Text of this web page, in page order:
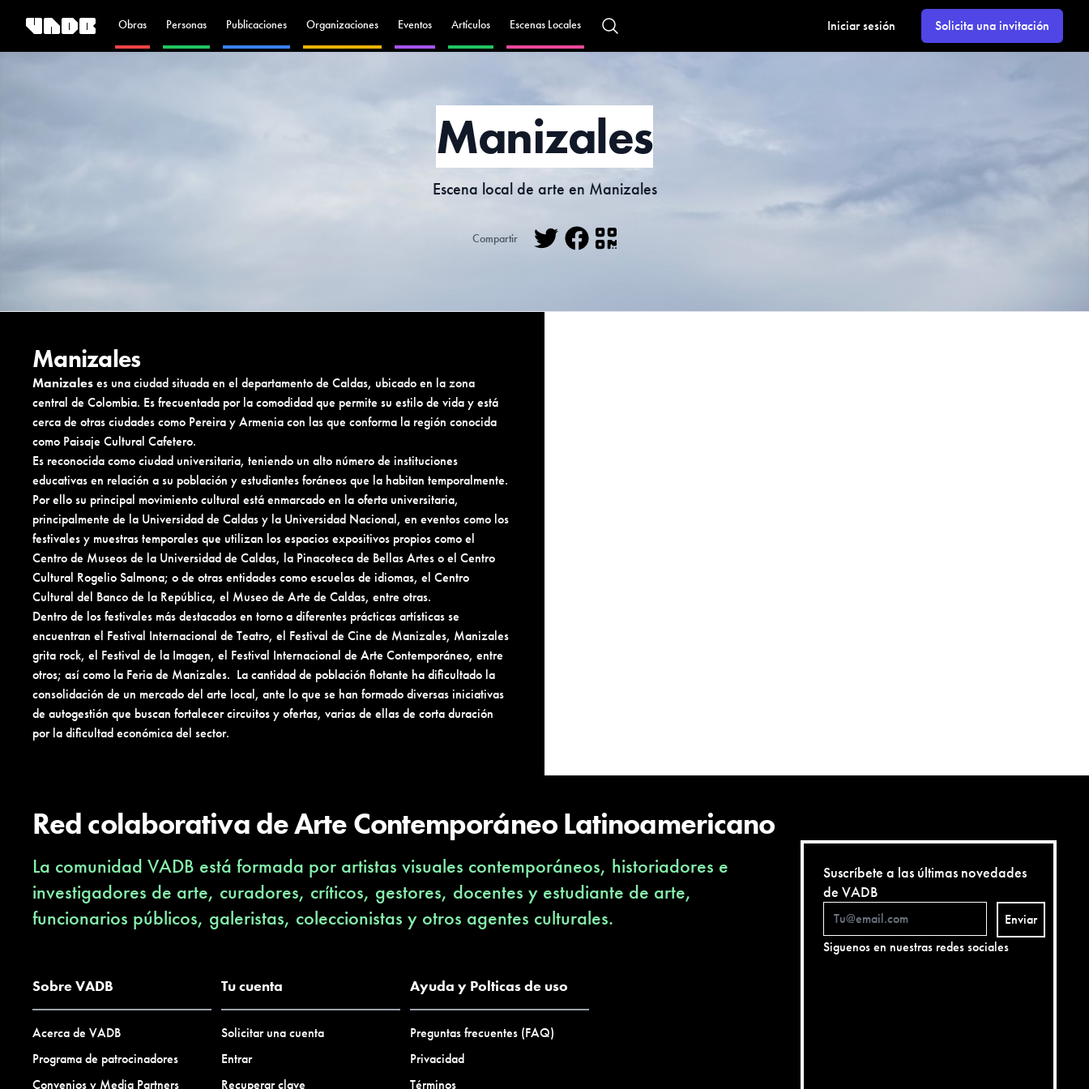
Obras Personas Publicaciones Organizaciones Eventos Artículos Escenas Locales Iniciar sesión Solicita una invitación
Manizales
Escena local de arte en Manizales
Compartir
Manizales
Manizaleses una ciudad situada en el departamento de Caldas, ubicado en la zona
central de Colombia. Es frecuentada por la comodidad que permite su estilo de vida y está
cerca de otras ciudades como Pereira y Armenia con las que conforma la región conocida
como Paisaje Cultural Cafetero.
Es reconocida como ciudad universitaria, teniendo un alto número de instituciones
educativas en relación a su población y estudiantes foráneos que la habitan temporalmente.
Por ello su principal movimiento cultural está enmarcado en la oferta universitaria,
principalmente de la Universidad de Caldas y la Universidad Nacional, en eventos como los
festivales y muestras temporales que utilizan los espacios expositivos propios como el
Centro de Museos de la Universidad de Caldas, la Pinacoteca de Bellas Artes o el Centro
Cultural Rogelio Salmona; o de otras entidades como escuelas de idiomas, el Centro
Cultural del Banco de la República, el Museo de Arte de Caldas, entre otras.
Dentro de los festivales más destacados en torno a diferentes prácticas artísticas se
encuentran el Festival Internacional de Teatro, el Festival de Cine de Manizales, Manizales
grita rock, el Festival de la Imagen, el Festival Internacional de Arte Contemporáneo, entre
otros; así como la Feria de Manizales. La cantidad de población flotante ha dificultado la
consolidación de un mercado del arte local, ante lo que se han formado diversas iniciativas
de autogestión que buscan fortalecer circuitos y ofertas, varias de ellas de corta duración
por la dificultad económica del sector.
Red colaborativa de Arte Contemporáneo Latinoamericano
La comunidad VADB está formada por artistas visuales contemporáneos, historiadores e
investigadores de arte, curadores, críticos, gestores, docentes y estudiante de arte,
funcionarios públicos, galeristas, coleccionistas y otros agentes culturales.
Sobre VADB
Acerca de VADB
Programa de patrocinadores
Convenios y Media Partners
Tu cuenta
Solicitar una cuenta
Entrar
Recuperar clave
Ayuda y Polticas de uso
Preguntas frecuentes (FAQ)
Privacidad
Términos
Suscríbete a las últimas novedades
de VADB
Enviar
Siguenos en nuestras redes sociales